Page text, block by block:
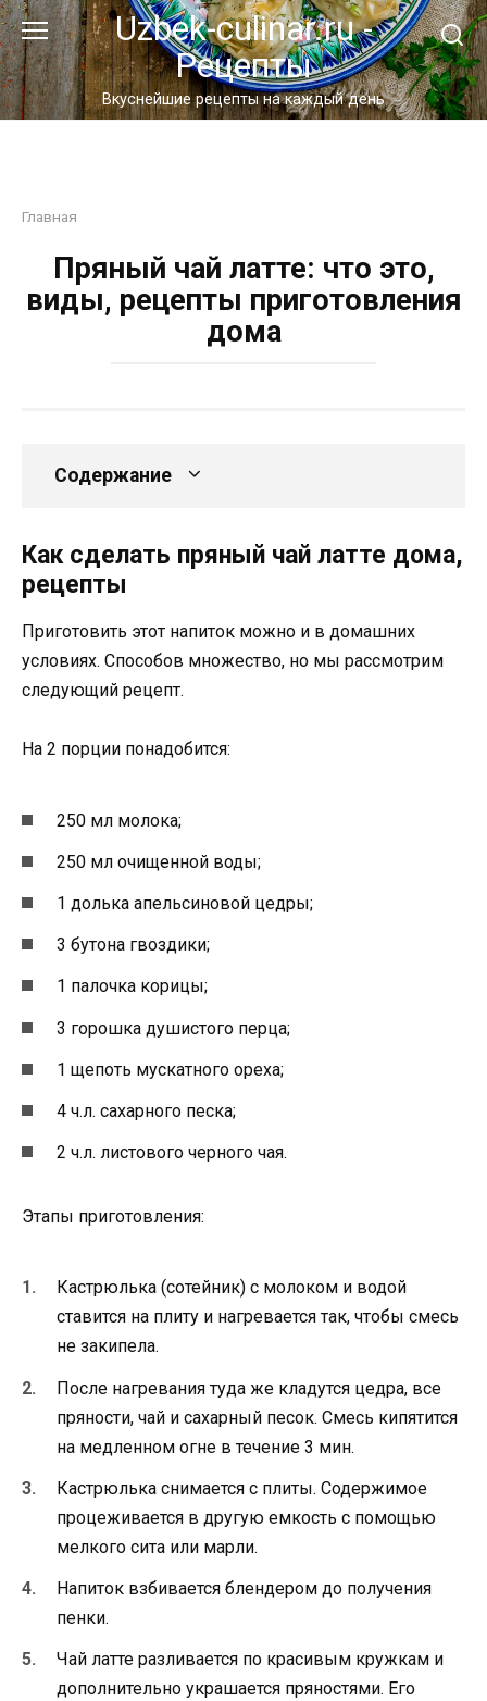
Перейти
к
контенту
Uzbek-culinar.ru -
Рецепты
Вкуснейшие рецепты на каждый день
Главная
Пряный чай латте: что это,
виды, рецепты приготовления
дома
Содержание
Как сделать пряный чай латте дома,
рецепты
Приготовить этот напиток можно и в домашних
условиях. Способов множество, но мы рассмотрим
следующий рецепт.
На 2 порции понадобится:
250 мл молока;
250 мл очищенной воды;
1 долька апельсиновой цедры;
3 бутона гвоздики;
1 палочка корицы;
3 горошка душистого перца;
1 щепоть мускатного ореха;
4 ч.л. сахарного песка;
2 ч.л. листового черного чая.
Этапы приготовления:
Кастрюлька (сотейник) с молоком и водой
ставится на плиту и нагревается так, чтобы смесь
не закипела.
После нагревания туда же кладутся цедра, все
пряности, чай и сахарный песок. Смесь кипятится
на медленном огне в течение 3 мин.
Кастрюлька снимается с плиты. Содержимое
процеживается в другую емкость с помощью
мелкого сита или марли.
Напиток взбивается блендером до получения
пенки.
Чай латте разливается по красивым кружкам и
дополнительно украшается пряностями. Его